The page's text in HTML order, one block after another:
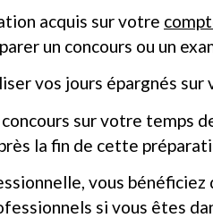
acquis sur votre
un concours ou un
vos jours épargnés sur
sur votre temps
la fin de cette
vous
si vous êtes